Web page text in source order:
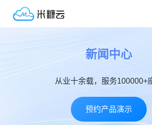
新闻中心
从业十余载，服务100000+
预约产品演示